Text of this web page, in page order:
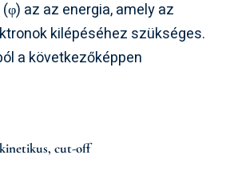
az az energia, amely az
kilépéséhez szükséges.
a következőképpen
kinetikus, cut-off